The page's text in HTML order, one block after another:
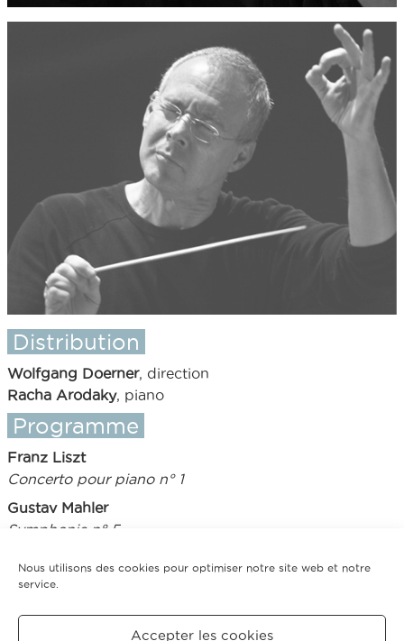
Nous utilisons des cookies pour optimiser notre site web et notre
service.
Accepter les cookies
Distribution
Wolfgang Doerner, direction
Racha Arodaky, piano
Programme
Franz Liszt
Concerto pour piano n° 1
Gustav Mahler
Symphonie n° 5
Tarifs